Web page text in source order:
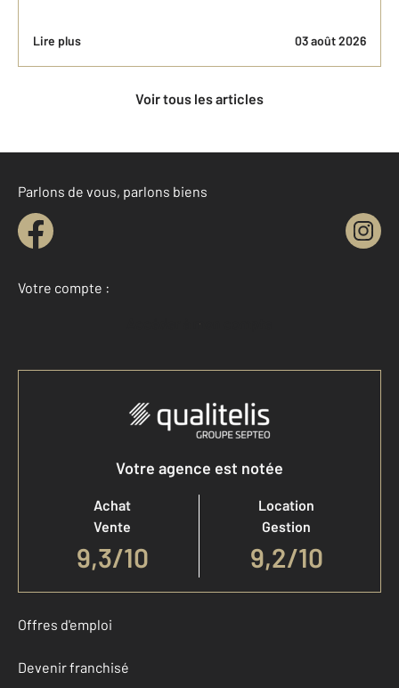
Lire plus 03 août 2026
Voir tous les articles
Parlons de vous, parlons biens
Votre compte :
Accéder à mon compte
Votre agence est notée
Achat
Vente
9,3/10
Location
Gestion
9,2/10
Offres d'emploi
Devenir franchisé